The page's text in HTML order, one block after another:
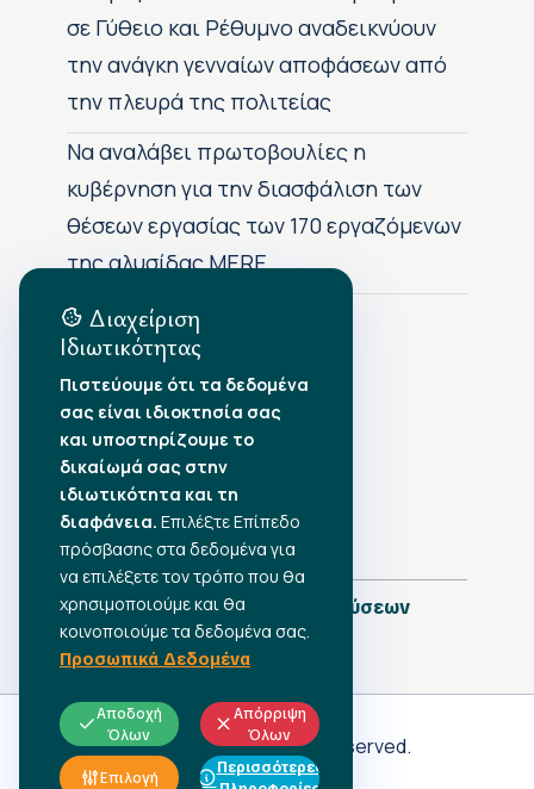
σε Γύθειο και Ρέθυμνο αναδεικνύουν
την ανάγκη γενναίων αποφάσεων από
την πλευρά της πολιτείας
Να αναλάβει πρωτοβουλίες η
κυβέρνηση για την διασφάλιση των
θέσεων εργασίας των 170 εργαζόμενων
της αλυσίδας MERE
Αρχείο Δημοσιεύσεων
•Αύγουστος 2026
•Ιούλιος 2026
•Ιούνιος 2026
•Μάιος 2026
•Απρίλιος 2026
•Μάρτιος 2026
Πλήρες Ημερολόγιο Δημοσιεύσεων
Γ.Σ.Ε.Ε
© 2026 All rights reserved.
ΠΡΟΣΩΠΙΚΑ ΔΕΔΟΜΕΝΑ
Διαχείριση
Ιδιωτικότητας
Πιστεύουμε ότι τα δεδομένα
σας είναι ιδιοκτησία σας
και υποστηρίζουμε το
δικαίωμά σας στην
ιδιωτικότητα και τη
διαφάνεια. Επιλέξτε Επίπεδο
πρόσβασης στα δεδομένα για
να επιλέξετε τον τρόπο που θα
χρησιμοποιούμε και θα
κοινοποιούμε τα δεδομένα σας.
Προσωπικά Δεδομένα
Αποδοχή
Όλων
Απόρριψη
Όλων
Επιλογή
Περισσότερες